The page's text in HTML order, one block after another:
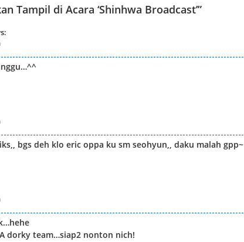
Tampil di Acara ‘Shinhwa Broadcast’”
bgs deh klo eric oppa ku sm seohyun,, daku malah gpp~
dorky team…siap2 nonton nich!